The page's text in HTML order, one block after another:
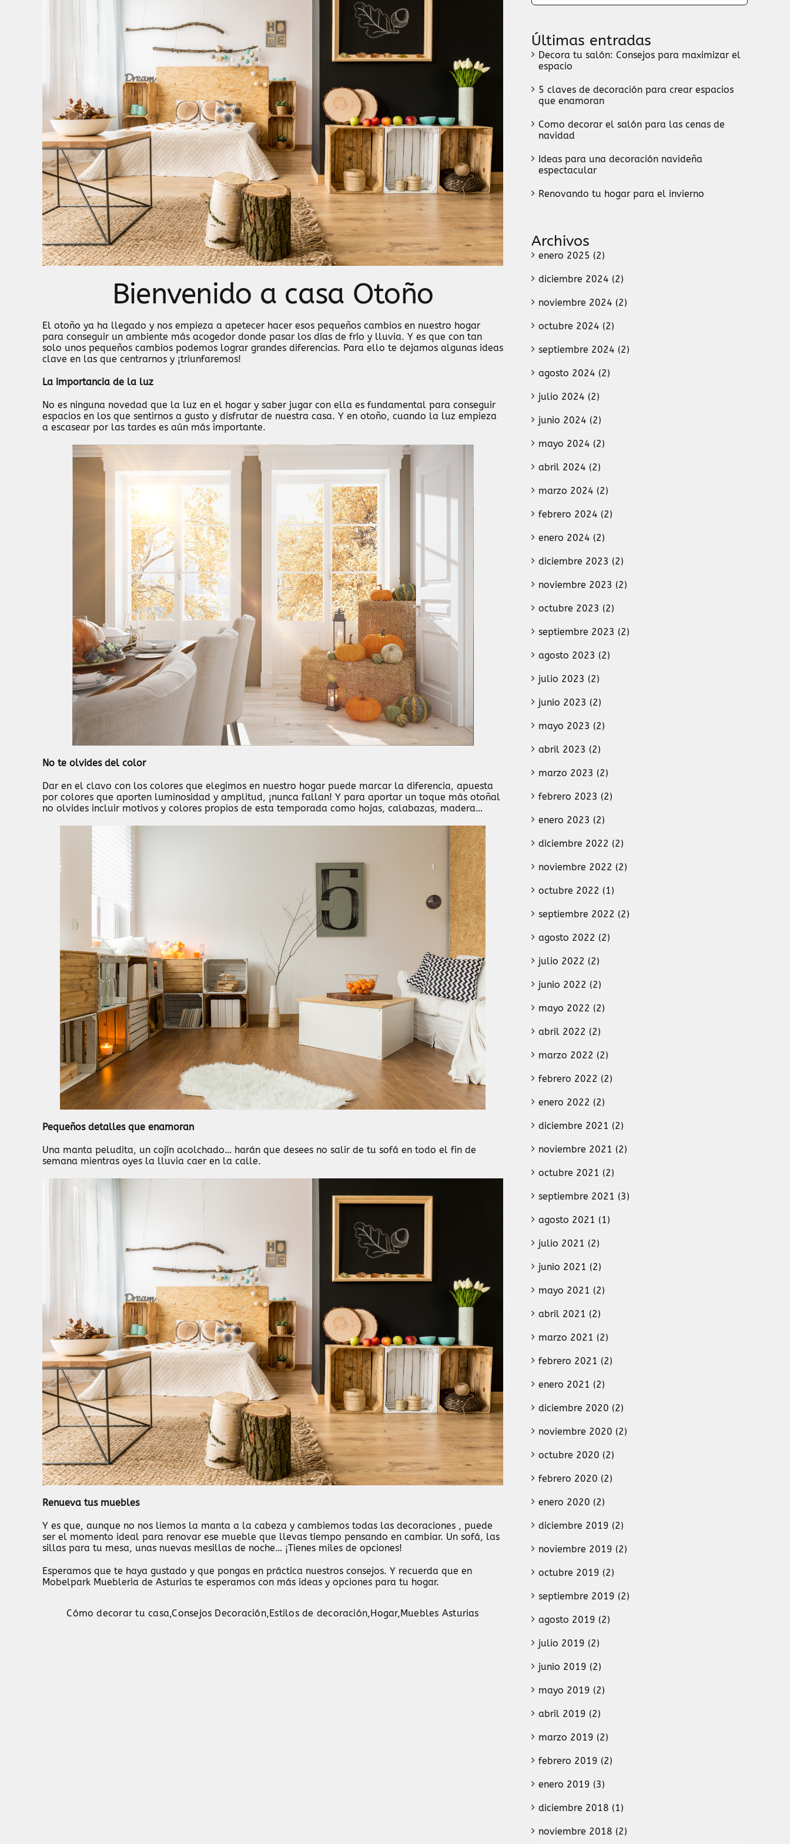
Bienvenido a casa Otoño
El otoño ya ha llegado y nos empieza a apetecer hacer esos pequeños cambios en nuestro hogar
para conseguir un ambiente más acogedor donde pasar los días de frío y lluvia. Y es que con tan
solo unos pequeños cambios podemos lograr grandes diferencias. Para ello te dejamos algunas ideas
clave en las que centrarnos y ¡triunfaremos!
La importancia de la luz
No es ninguna novedad que la luz en el hogar y saber jugar con ella es fundamental para conseguir
espacios en los que sentirnos a gusto y disfrutar de nuestra casa. Y en otoño, cuando la luz empieza
a escasear por las tardes es aún más importante.
No te olvides del color
Dar en el clavo con los colores que elegimos en nuestro hogar puede marcar la diferencia, apuesta
por colores que aporten luminosidad y amplitud, ¡nunca fallan! Y para aportar un toque más otoñal
no olvides incluir motivos y colores propios de esta temporada como hojas, calabazas, madera…
Pequeños detalles que enamoran
Una manta peludita, un cojín acolchado… harán que desees no salir de tu sofá en todo el fin de
semana mientras oyes la lluvia caer en la calle.
Renueva tus muebles
Y es que, aunque no nos liemos la manta a la cabeza y cambiemos todas las decoraciones , puede
ser el momento ideal para renovar ese mueble que llevas tiempo pensando en cambiar. Un sofá, las
sillas para tu mesa, unas nuevas mesillas de noche… ¡Tienes miles de opciones!
Esperamos que te haya gustado y que pongas en práctica nuestros consejos. Y recuerda que en
Mobelpark Muebleria de Asturias te esperamos con más ideas y opciones para tu hogar.
Cómo decorar tu casa,Consejos Decoración, Estilos de decoración, Hogar,Muebles Asturias
Últimas entradas
Decora tu salón: Consejos para maximizar el
espacio
5 claves de decoración para crear espacios
que enamoran
Como decorar el salón para las cenas de
navidad
Ideas para una decoración navideña
espectacular
Renovando tu hogar para el invierno
Archivos
enero 2025 (2)
diciembre 2024 (2)
noviembre 2024 (2)
octubre 2024 (2)
septiembre 2024 (2)
agosto 2024 (2)
julio 2024 (2)
junio 2024 (2)
mayo 2024 (2)
abril 2024 (2)
marzo 2024 (2)
febrero 2024 (2)
enero 2024 (2)
diciembre 2023 (2)
noviembre 2023 (2)
octubre 2023 (2)
septiembre 2023 (2)
agosto 2023 (2)
julio 2023 (2)
junio 2023 (2)
mayo 2023 (2)
abril 2023 (2)
marzo 2023 (2)
febrero 2023 (2)
enero 2023 (2)
diciembre 2022 (2)
noviembre 2022 (2)
octubre 2022 (1)
septiembre 2022 (2)
agosto 2022 (2)
julio 2022 (2)
junio 2022 (2)
mayo 2022 (2)
abril 2022 (2)
marzo 2022 (2)
febrero 2022 (2)
enero 2022 (2)
diciembre 2021 (2)
noviembre 2021 (2)
octubre 2021 (2)
septiembre 2021 (3)
agosto 2021 (1)
julio 2021 (2)
junio 2021 (2)
mayo 2021 (2)
abril 2021 (2)
marzo 2021 (2)
febrero 2021 (2)
enero 2021 (2)
diciembre 2020 (2)
noviembre 2020 (2)
octubre 2020 (2)
febrero 2020 (2)
enero 2020 (2)
diciembre 2019 (2)
noviembre 2019 (2)
octubre 2019 (2)
septiembre 2019 (2)
agosto 2019 (2)
julio 2019 (2)
junio 2019 (2)
mayo 2019 (2)
abril 2019 (2)
marzo 2019 (2)
febrero 2019 (2)
enero 2019 (3)
diciembre 2018 (1)
noviembre 2018 (2)